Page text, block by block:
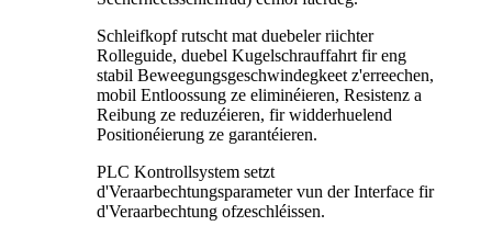
Schleifkopf rutscht mat duebeler riichter
Rolleguide, duebel Kugelschrauffahrt fir eng
stabil Beweegungsgeschwindegkeet z'erreechen,
mobil Entloossung ze eliminéieren, Resistenz a
Reibung ze reduzéieren, fir widderhuelend
Positionéierung ze garantéieren.
PLC Kontrollsystem setzt
d'Veraarbechtungsparameter vun der Interface fir
d'Veraarbechtung ofzeschléissen.